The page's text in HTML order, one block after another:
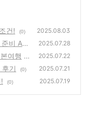
건! (0) 2025.08.03
비 A t
2025.07.28
여행 2025.07.22
기 (0) 2025.07.21
(0) 2025.07.19